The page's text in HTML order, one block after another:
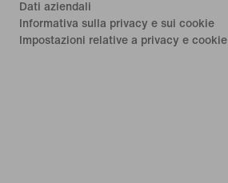
Dati aziendali
Informativa sulla privacy e sui cookie
Impostazioni relative a privacy e cookie